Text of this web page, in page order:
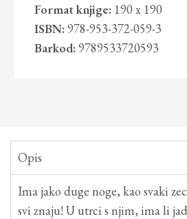
Format knjige: 190 x 190
ISBN: 978-953-372-059-3
Barkod: 9789533720593
Opis
Ima jako duge noge, kao svaki
svi znaju! U utrci s njim, ima li